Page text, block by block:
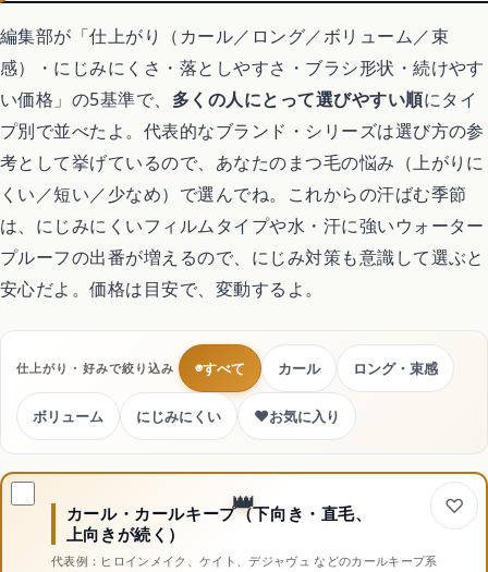
編集部が「仕上がり（カール／ロング／ボリューム／束
感）・にじみにくさ・落としやすさ・ブラシ形状・続けやす
い価格」の5基準で、 多くの人にとって選びやすい順にタイ
プ別で並べたよ。代表的なブランド・シリーズは選び方の参
考として挙げているので、あなたのまつ毛の悩み（上がりに
くい／短い／少なめ）で選んでね。これからの汗ばむ季節
は、にじみにくいフィルムタイプや水・汗に強いウォーター
プルーフの出番が増えるので、にじみ対策も意識して選ぶと
安心だよ。価格は目安で、変動するよ。
仕上がり・好みで絞り込み ◉すべて カール ロング・束感
ボリューム にじみにくい ♥お気に入り
カール・カールキープ（下向き・直毛、
上向きが続く）
代表例：ヒロインメイク、ケイト、デジャヴュ などのカールキープ系